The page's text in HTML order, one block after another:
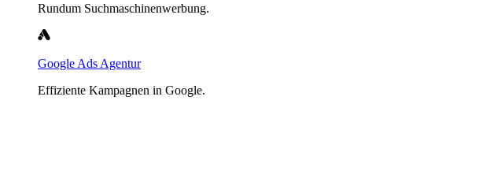
Rundum Suchmaschinenwerbung.
Google Ads Agentur
Effiziente Kampagnen in Google.